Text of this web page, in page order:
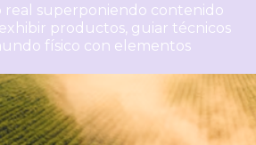
real superponiendo contenido
productos, guiar técnicos
físico con elementos